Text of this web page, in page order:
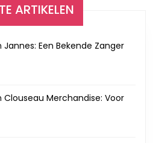
ARTIKELEN
Een Bekende Zanger
Merchandise: Voor